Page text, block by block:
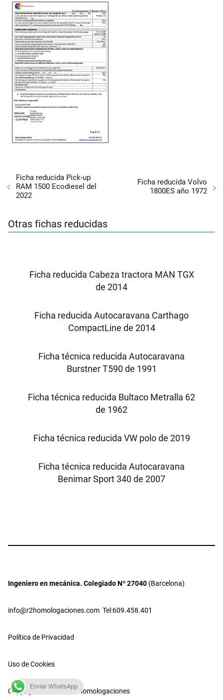
Ficha reducida Pick-up
RAM 1500 Ecodiesel del
2022
Ficha reducida Volvo
1800ES año 1972
Otras fichas reducidas
Ficha reducida Cabeza tractora MAN TGX
de 2014
Ficha reducida Autocaravana Carthago
CompactLine de 2014
Ficha técnica reducida Autocaravana
Burstner T590 de 1991
Ficha técnica reducida Bultaco Metralla 62
de 1962
Ficha técnica reducida VW polo de 2019
Ficha técnica reducida Autocaravana
Benimar Sport 340 de 2007
Ingeniero en mecánica. Colegiado Nº 27040 (Barcelona)
info@r2homologaciones.com Tel:609.458.401
Política de Privacidad
Uso de Cookies
Copyright © 2026 · R2 Homologaciones
Enviar WhatsApp